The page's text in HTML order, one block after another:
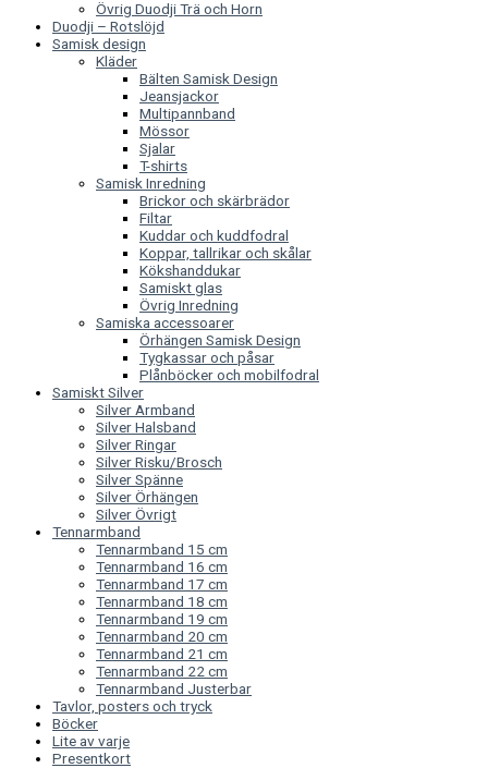
Övrig Duodji Trä och Horn
Duodji – Rotslöjd
Samisk design
Kläder
Bälten Samisk Design
Jeansjackor
Multipannband
Mössor
Sjalar
T-shirts
Samisk Inredning
Brickor och skärbrädor
Filtar
Kuddar och kuddfodral
Koppar, tallrikar och skålar
Kökshanddukar
Samiskt glas
Övrig Inredning
Samiska accessoarer
Örhängen Samisk Design
Tygkassar och påsar
Plånböcker och mobilfodral
Samiskt Silver
Silver Armband
Silver Halsband
Silver Ringar
Silver Risku/Brosch
Silver Spänne
Silver Örhängen
Silver Övrigt
Tennarmband
Tennarmband 15 cm
Tennarmband 16 cm
Tennarmband 17 cm
Tennarmband 18 cm
Tennarmband 19 cm
Tennarmband 20 cm
Tennarmband 21 cm
Tennarmband 22 cm
Tennarmband Justerbar
Tavlor, posters och tryck
Böcker
Lite av varje
Presentkort